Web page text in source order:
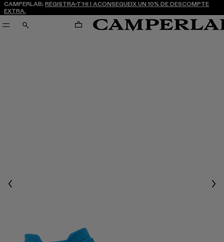
CAMPERLAB: REGISTRA-T’HI I ACONSEGUEIX UN 10% DE DESCOMPTE
EXTRA.
CERCA CARRO
Previous